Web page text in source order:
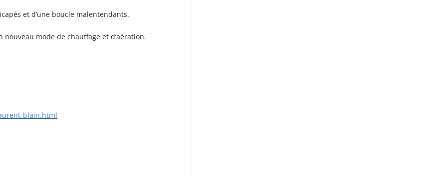
et d’une boucle malentendants.
nouveau mode de chauffage et d’aération.
blain.html